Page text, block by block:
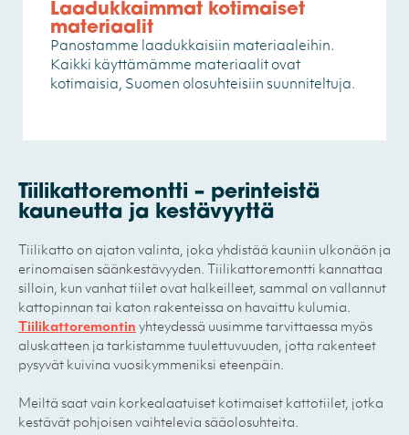
Laadukkaimmat kotimaiset
materiaalit
Panostamme laadukkaisiin materiaaleihin.
Kaikki käyttämämme materiaalit ovat
kotimaisia, Suomen olosuhteisiin suunniteltuja.
Tiilikattoremontti – perinteistä
kauneutta ja kestävyyttä
Tiilikatto on ajaton valinta, joka yhdistää kauniin ulkonäön ja
erinomaisen säänkestävyyden. Tiilikattoremontti kannattaa
silloin, kun vanhat tiilet ovat halkeilleet, sammal on vallannut
kattopinnan tai katon rakenteissa on havaittu kulumia.
Tiilikattoremontin yhteydessä uusimme tarvittaessa myös
aluskatteen ja tarkistamme tuulettuvuuden, jotta rakenteet
pysyvät kuivina vuosikymmeniksi eteenpäin.
Meiltä saat vain korkealaatuiset kotimaiset kattotiilet, jotka
kestävät pohjoisen vaihtelevia sääolosuhteita.